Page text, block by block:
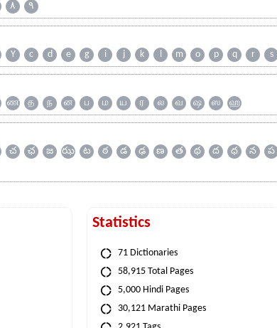
۸ ۹
Y c d e g i j k l m o p q r s
ண த ந ன ப ம ய ர ல வ ஷ ஸ ஹ
చ ఛ జ ఝ ట ఠ డ ఢ ణ త థ ద ధ న ప
Statistics
71 Dictionaries
58,915 Total Pages
5,000 Hindi Pages
30,121 Marathi Pages